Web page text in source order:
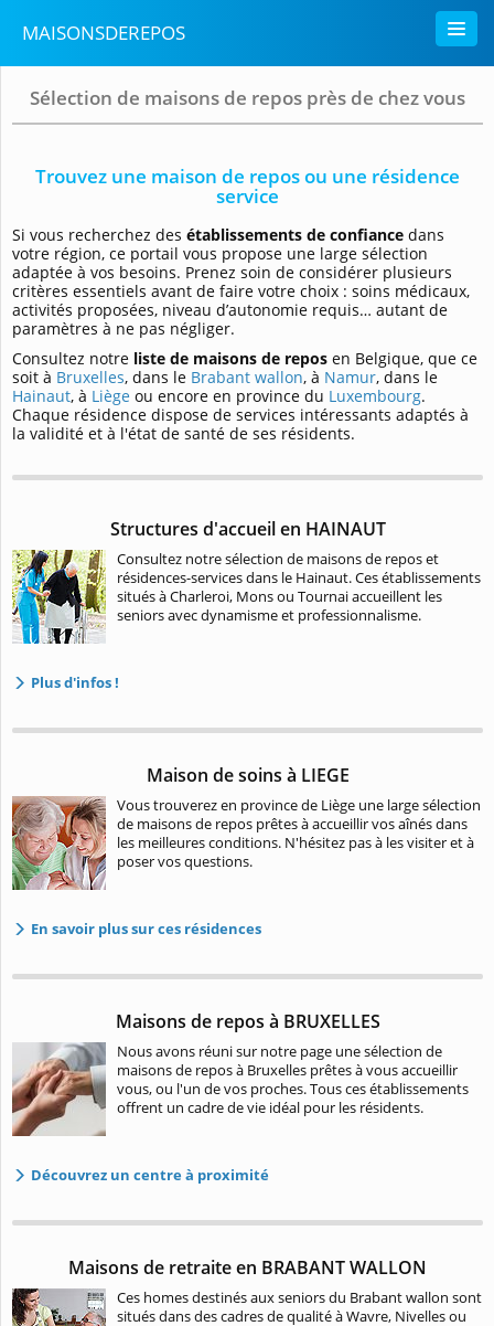
MAISONSDEREPOS
Sélection de maisons de repos près de chez vous
Trouvez une maison de repos ou une résidence
service
Si vous recherchez des établissements de confiance dans
votre région, ce portail vous propose une large sélection
adaptée à vos besoins. Prenez soin de considérer plusieurs
critères essentiels avant de faire votre choix : soins médicaux,
activités proposées, niveau d’autonomie requis… autant de
paramètres à ne pas négliger.
Consultez notre liste de maisons de repos en Belgique, que ce
soit à Bruxelles, dans le Brabant wallon, à Namur, dans le
Hainaut, à Liège ou encore en province du Luxembourg.
Chaque résidence dispose de services intéressants adaptés à
la validité et à l'état de santé de ses résidents.
Structures d'accueil en HAINAUT
Consultez notre sélection de maisons de repos et
résidences-services dans le Hainaut. Ces établissements
situés à Charleroi, Mons ou Tournai accueillent les
seniors avec dynamisme et professionnalisme.
Plus d'infos !
Maison de soins à LIEGE
Vous trouverez en province de Liège une large sélection
de maisons de repos prêtes à accueillir vos aînés dans
les meilleures conditions. N'hésitez pas à les visiter et à
poser vos questions.
En savoir plus sur ces résidences
Maisons de repos à BRUXELLES
Nous avons réuni sur notre page une sélection de
maisons de repos à Bruxelles prêtes à vous accueillir
vous, ou l'un de vos proches. Tous ces établissements
offrent un cadre de vie idéal pour les résidents.
Découvrez un centre à proximité
Maisons de retraite en BRABANT WALLON
Ces homes destinés aux seniors du Brabant wallon sont
situés dans des cadres de qualité à Wavre, Nivelles ou